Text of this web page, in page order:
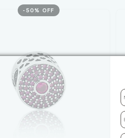
- 50 % OFF